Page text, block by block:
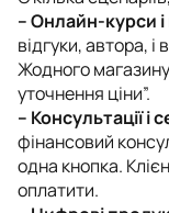
– Онлайн-курси і
відгуки, автора, і
Жодного
уточнення ціни”.
– Консультації і
фінансовий
одна кнопка.
оплатити.